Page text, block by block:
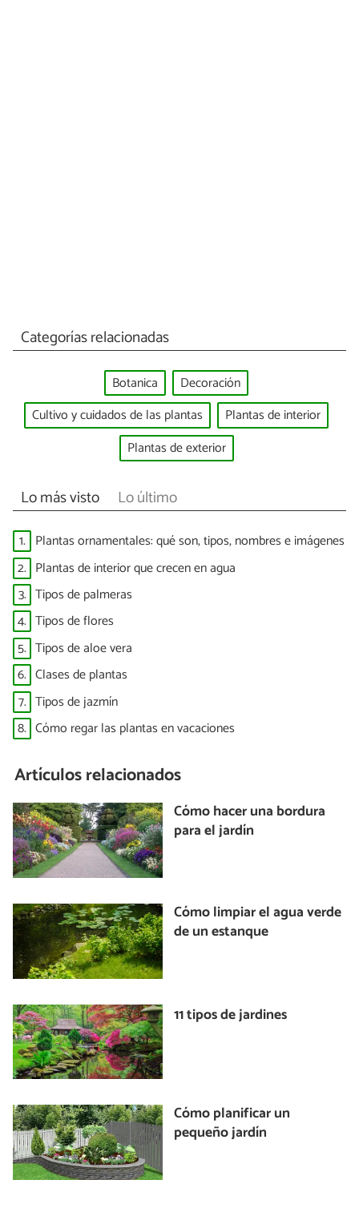
Categorías relacionadas
Botanica
Decoración
Cultivo y cuidados de las plantas
Plantas de interior
Plantas de exterior
Lo más visto Lo último
1. Plantas ornamentales: qué son, tipos, nombres e imágenes
2. Plantas de interior que crecen en agua
3. Tipos de palmeras
4. Tipos de flores
5. Tipos de aloe vera
6. Clases de plantas
7. Tipos de jazmín
8. Cómo regar las plantas en vacaciones
Artículos relacionados
Cómo hacer una bordura
para el jardín
Cómo limpiar el agua verde
de un estanque
11 tipos de jardines
Cómo planificar un
pequeño jardín